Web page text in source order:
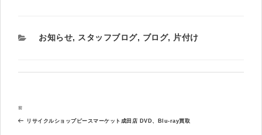
カ
お知らせ, スタッフブログ, ブログ, 片付け
稿
ナ
過
去
前
リサイクルショップピースマーケット成田店 DVD、Blu-ray買取